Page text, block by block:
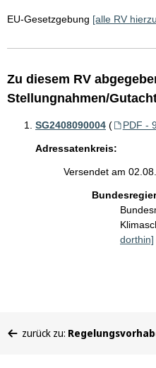
EU-Gesetzgebung [alle RV
Zu diesem RV
Stellungnahmen/
SG2408090004 ( PDF -
Adressatenkreis:
Versendet am
dorthin]
befinden
zurück zu: